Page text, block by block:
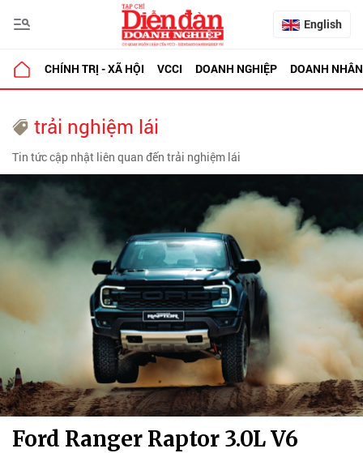
English
CHÍNH TRỊ - XÃ HỘI VCCI DOANH NGHIỆP DOANH NHÂN
trải nghiệm lái
Tin tức cập nhật liên quan đến trải nghiệm lái
Ford Ranger Raptor 3.0L V6